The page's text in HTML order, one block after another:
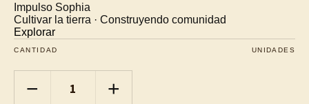
Impulso Sophia
Cultivar la tierra · Construyendo comunidad
Explorar
CANTIDAD UNIDADES
− +